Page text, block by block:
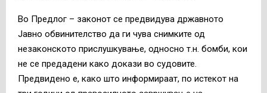
Во Предлог – законот се предвидува државното
Јавно обвинителство да ги чува снимките од
незаконското прислушкување, односно т.н. бомби, кои
не се предадени како докази во судовите.
Предвидено е, како што информираат, по истекот на